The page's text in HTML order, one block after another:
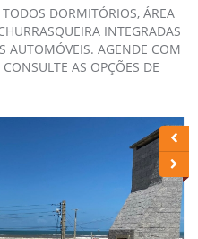
DORMITÓRIOS, ÁREA
INTEGRADAS
AUTOMÓVEIS. AGENDE COM
AS OPÇÕES DE